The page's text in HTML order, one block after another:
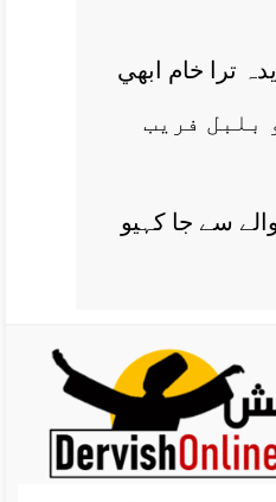
ترا خام ابھي
بلبل فريب
سے جا کہيو